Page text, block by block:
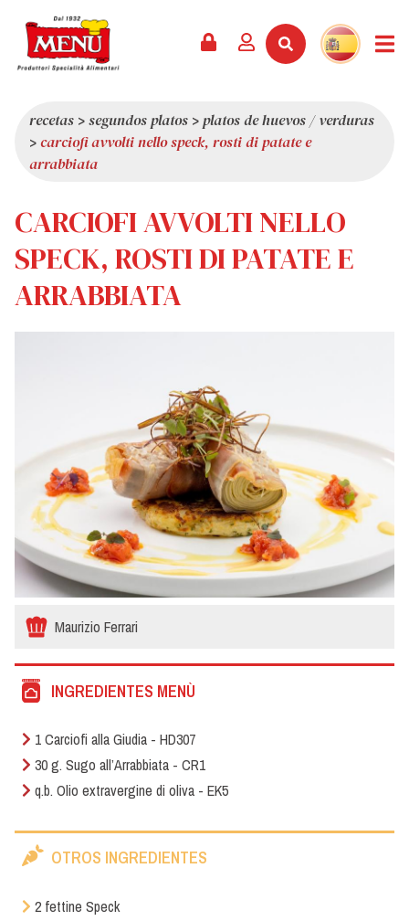
CATÁLOGO
SERVICIOS
ÚLTIMAS NOVEDADES
PREMIOS
QUIÉNES SOMOS
CALIDAD
CURIOSIDADES
SHOWROOM
TRABAJA CON NOSOTROS
recetas >segundos platos >platos de huevos / verduras
>carciofi avvolti nello speck, rosti di patate e
arrabbiata
CARCIOFI AVVOLTI NELLO
SPECK, ROSTI DI PATATE E
ARRABBIATA
Maurizio Ferrari
INGREDIENTES MENÙ
1 Carciofi alla Giudia - HD307
30 g. Sugo all’Arrabbiata - CR1
q.b. Olio extravergine di oliva - EK5
OTROS INGREDIENTES
2 fettine Speck